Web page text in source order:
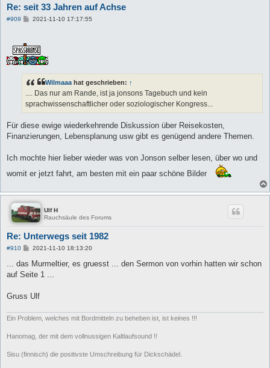
Re: seit 33 Jahren auf Achse
#909
B
r
a
g
2021-11-10 17:17:55
Wilmaaa hat geschrieben: ↑
.... Das nur am Rande, ist ja jonsons Tagebuch und kein
sprachwissenschaftlicher oder soziologischer Kongress...
Für diese ewige wiederkehrende Diskussion über Reisekosten,
Finanzierungen, Lebensplanung usw gibt es genügend andere Themen.
Ich mochte hier lieber wieder was von Jonson selber lesen, über wo und
womit er jetzt fahrt, am besten mit ein paar schöne Bilder
Ulf H
Rauchsäule des Forums
Re: Unterwegs seit 1982
#910
B
r
2021-11-10 18:13:20
... das Murmeltier, es gruesst ... den Sermon von vorhin hatten wir schon
auf Seite 1 ...
Gruss Ulf
Ein Problem, welches mit Bordmitteln zu beheben ist, ist keines !!!
Hanomag, der mit dem vollnussigen Kaltlaufsound !!
Sisu (finnisch) die positivste Umschreibung für Dickschädel.